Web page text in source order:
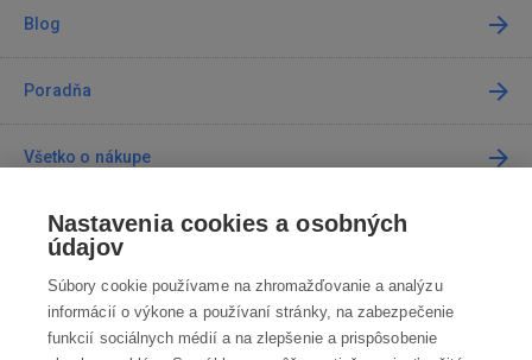
Blog
Poradňa
Všetko o nákupe
Predajne
Kontakt
Nastavenia cookies a osobných
údajov
Súbory cookie používame na zhromažďovanie a analýzu
informácií o výkone a používaní stránky, na zabezpečenie
funkcií sociálnych médií a na zlepšenie a prispôsobenie